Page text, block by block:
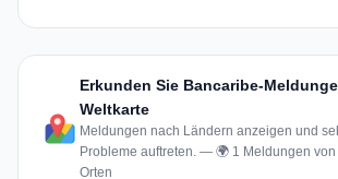
Erkunden Sie Bancaribe-
Weltkarte
Meldungen nach Ländern anzeigen und
Probleme auftreten. — 🌍 1 Meldungen
Orten